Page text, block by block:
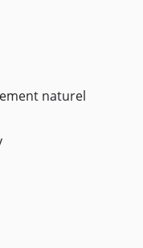
naturel